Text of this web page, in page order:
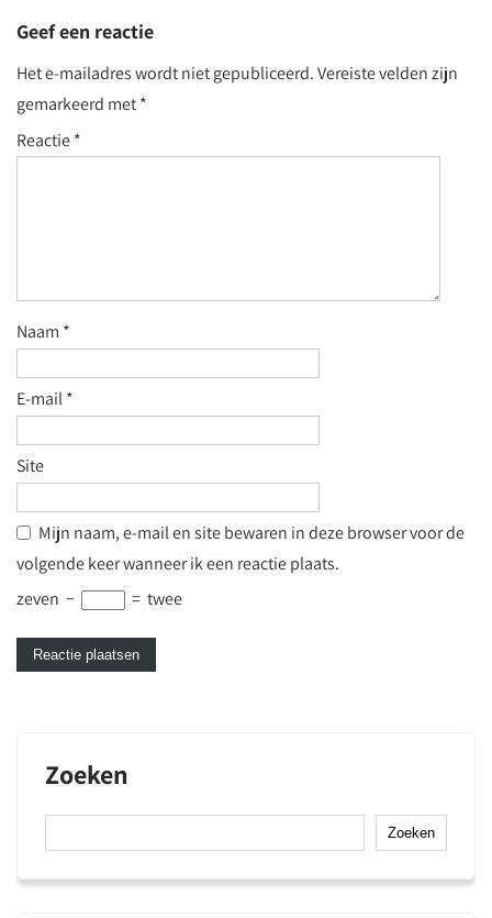
Geef een reactie
Het e-mailadres wordt niet gepubliceerd.Vereiste velden zijn
gemarkeerd met*
Reactie*
Naam *
E-mail*
Site
Mijn naam, e-mail en site bewaren in deze browser voor de
volgende keer wanneer ik een reactie plaats.
zeven − = twee
Zoeken
Zoeken